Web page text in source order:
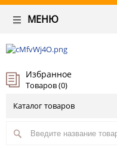
МЕНЮ
Избранное
Товаров (0)
Каталог товаров